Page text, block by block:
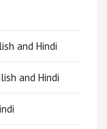
and Hindi
and Hindi